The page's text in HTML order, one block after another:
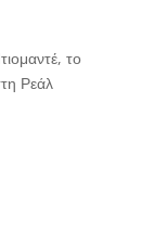
το
Ρεάλ